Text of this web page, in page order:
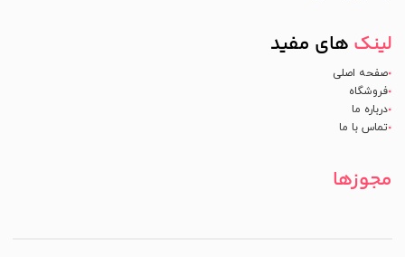
لینک های مفید
صفحه اصلی
فروشگاه
درباره ما
تماس با ما
مجوزها